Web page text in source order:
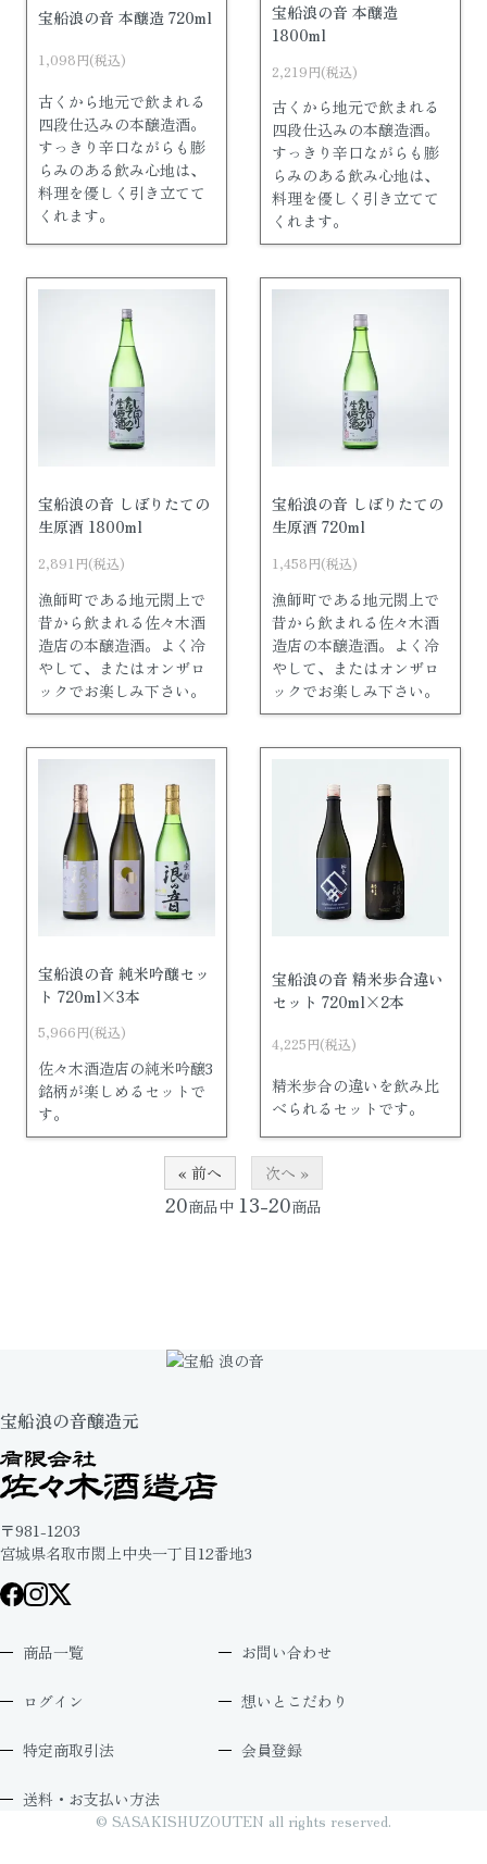
宝船浪の音 本醸造 720ml
1,098円(税込)
古くから地元で飲まれる
四段仕込みの本醸造酒。
すっきり辛口ながらも膨
らみのある飲み心地は、
料理を優しく引き立てて
くれます。
宝船浪の音 本醸造
1800ml
2,219円(税込)
古くから地元で飲まれる
四段仕込みの本醸造酒。
すっきり辛口ながらも膨
らみのある飲み心地は、
料理を優しく引き立てて
くれます。
宝船浪の音 しぼりたての
生原酒 1800ml
2,891円(税込)
漁師町である地元閖上で
昔から飲まれる佐々木酒
造店の本醸造酒。よく冷
やして、またはオンザロ
ックでお楽しみ下さい。
宝船浪の音 しぼりたての
生原酒 720ml
1,458円(税込)
漁師町である地元閖上で
昔から飲まれる佐々木酒
造店の本醸造酒。よく冷
やして、またはオンザロ
ックでお楽しみ下さい。
宝船浪の音 純米吟醸セッ
ト 720ml×3本
5,966円(税込)
佐々木酒造店の純米吟醸3
銘柄が楽しめるセットで
す。
宝船浪の音 精米歩合違い
セット 720ml×2本
4,225円(税込)
精米歩合の違いを飲み比
べられるセットです。
« 前へ 次へ »
20商品中 13-20商品
宝船浪の音醸造元
〒981-1203
宮城県名取市閖上中央一丁目12番地3
商品一覧 お問い合わせ
ログイン 想いとこだわり
特定商取引法 会員登録
送料・お支払い方法
© SASAKISHUZOUTEN all rights reserved.